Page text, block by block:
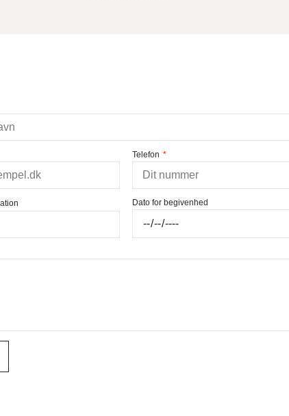
Telefon
Dato for begivenhed